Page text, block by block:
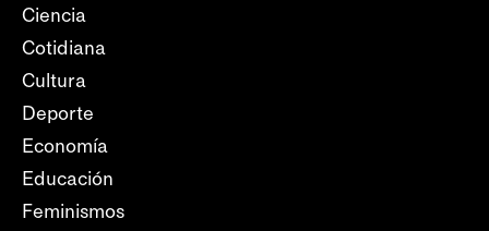
Ciencia
Cotidiana
Cultura
Deporte
Economía
Educación
Feminismos